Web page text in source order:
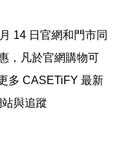
14 日官網和門市同
，凡於官網購物可
多 CASETiFY 最新
與追蹤